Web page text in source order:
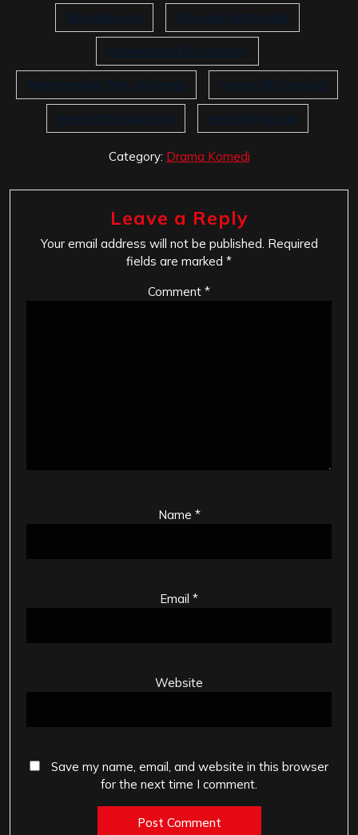
film indonesia film senin harga naik
rekomendasi film bioskop
Rekomendasi Film Indonesia review film bioskop
review film indonesia senin harga naik
Category: Drama Komedi
Leave a Reply
Your email address will not be published. Required
fields are marked *
Comment *
Name *
Email *
Website
Save my name, email, and website in this browser
for the next time I comment.